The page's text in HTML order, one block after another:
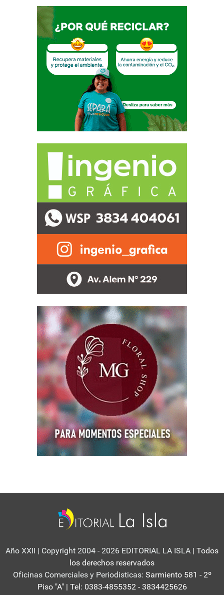
Año XXII | Copyright 2004 - 2026 EDITORIAL LA ISLA | Todos
los derechos reservados
Oficinas Comerciales y Periodisticas: Sarmiento 581 - 2º
Piso "A" | Tel: 0383-4855352 - 3834425626